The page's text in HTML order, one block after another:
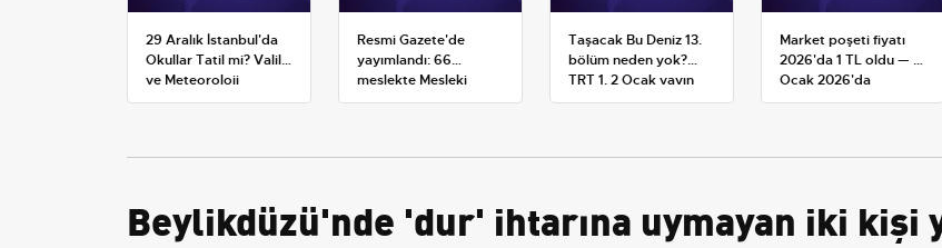
29 Aralık İstanbul'da
Okullar Tatil mi? Valilik
ve Meteoroloji
Açıklamaları
Resmi Gazete'de
yayımlandı: 66
meslekte Mesleki
Yeterlilik Belgesi
Taşacak Bu Deniz 13.
bölüm neden yok?
TRT 1, 2 Ocak yayın
planını değiştirdi
Market poşeti fiyatı
2026'da 1 TL oldu — 1
Ocak 2026'da
yürürlüğe giren tarife
Beylikdüzü'nde 'dur' ihtarına uymayan iki kişi